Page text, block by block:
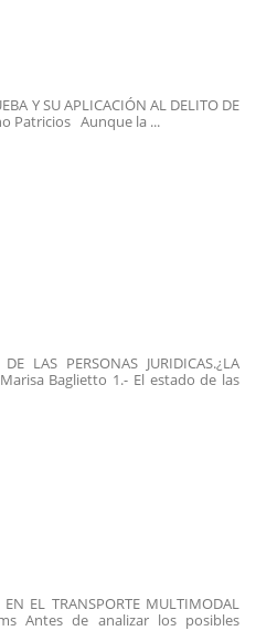
Y SU APLICACIÓN AL DELITO DE
Patricios Aunque la ...
LAS PERSONAS JURIDICAS.¿LA
Marisa Baglietto 1.- El estado de las
EL TRANSPORTE MULTIMODAL
Antes de analizar los posibles